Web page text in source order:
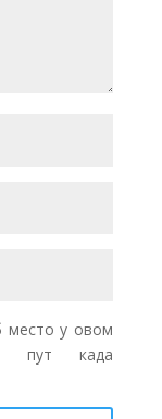
место у овом
пут када